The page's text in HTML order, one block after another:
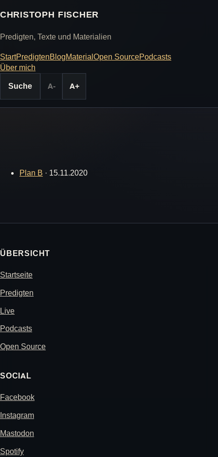
CHRISTOPH FISCHER
Predigten, Texte und Materialien
StartPredigtenBlogMaterialOpen SourcePodcasts
Über mich
Suche
A- A+
Plan B · 15.11.2020
ÜBERSICHT
Startseite
Predigten
Live
Podcasts
Open Source
SOCIAL
Facebook
Instagram
Mastodon
Spotify